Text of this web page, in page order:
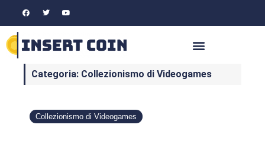
Categoria: Collezionismo di Videogames
Collezionismo di Videogames